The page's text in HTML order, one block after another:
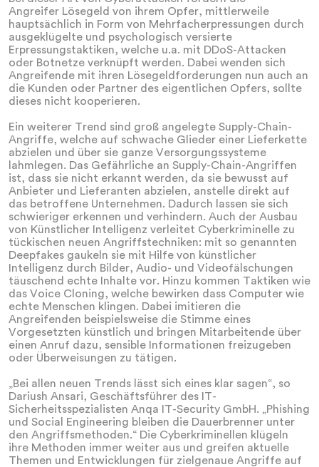
Angreifer Lösegeld von ihrem Opfer, mittlerweile
hauptsächlich in Form von Mehrfacherpressungen durch
ausgeklügelte und psychologisch versierte
Erpressungstaktiken, welche u.a. mit DDoS-Attacken
oder Botnetze verknüpft werden. Dabei wenden sich
Angreifende mit ihren Lösegeldforderungen nun auch an
die Kunden oder Partner des eigentlichen Opfers, sollte
dieses nicht kooperieren.
Ein weiterer Trend sind groß angelegte Supply-Chain-
Angriffe, welche auf schwache Glieder einer Lieferkette
abzielen und über sie ganze Versorgungssysteme
lahmlegen. Das Gefährliche an Supply-Chain-Angriffen
ist, dass sie nicht erkannt werden, da sie bewusst auf
Anbieter und Lieferanten abzielen, anstelle direkt auf
das betroffene Unternehmen. Dadurch lassen sie sich
schwieriger erkennen und verhindern. Auch der Ausbau
von Künstlicher Intelligenz verleitet Cyberkriminelle zu
tückischen neuen Angriffstechniken: mit so genannten
Deepfakes gaukeln sie mit Hilfe von künstlicher
Intelligenz durch Bilder, Audio- und Videofälschungen
täuschend echte Inhalte vor. Hinzu kommen Taktiken wie
das Voice Cloning, welche bewirken dass Computer wie
echte Menschen klingen. Dabei imitieren die
Angreifenden beispielsweise die Stimme eines
Vorgesetzten künstlich und bringen Mitarbeitende über
einen Anruf dazu, sensible Informationen freizugeben
oder Überweisungen zu tätigen.
„Bei allen neuen Trends lässt sich eines klar sagen“, so
Dariush Ansari, Geschäftsführer des IT-
Sicherheitsspezialisten Anqa IT-Security GmbH. „Phishing
und Social Engineering bleiben die Dauerbrenner unter
den Angriffsmethoden.“ Die Cyberkriminellen klügeln
ihre Methoden immer weiter aus und greifen aktuelle
Themen und Entwicklungen für zielgenaue Angriffe auf